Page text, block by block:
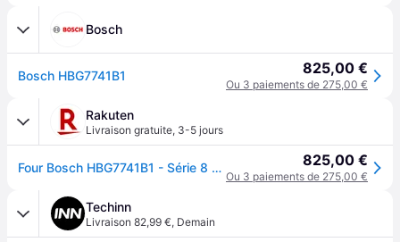
Bosch
Bosch HBG7741B1 825,00 €
Ou 3 paiements de 275,00 €
Rakuten
Livraison gratuite, 3-5 jours
Four Bosch HBG7741B1 - Série 8 - Encastrable - Électrique - 71 L - 3600 W - Électrique - Noir 825,00 €
Ou 3 paiements de 275,00 €
Techinn
Livraison 82,99 €, Demain